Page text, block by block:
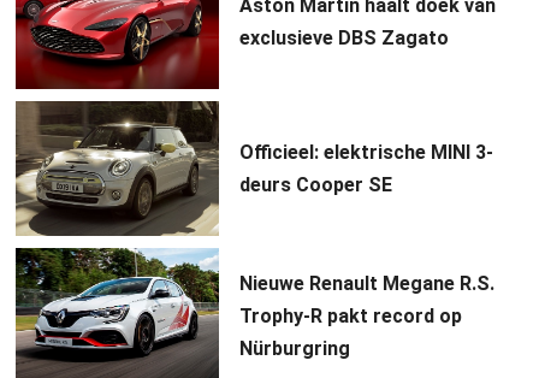
Aston Martin haalt doek van
exclusieve DBS Zagato
Officieel: elektrische MINI 3-
deurs Cooper SE
Nieuwe Renault Megane R.S.
Trophy-R pakt record op
Nürburgring